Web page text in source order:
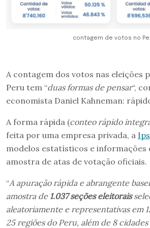
contagem de votos no
A contagem dos votos nas eleições
Peru tem “duas formas de pensar“,
economista Daniel Kahneman:
A forma rápida (conteo rápido
feita por uma empresa privada, a
modelos estatísticos e informações
amostra de atas de votação oficiais.
“A apuração rápida e abrangente
amostra de 1.037 seções eleitorais
aleatoriamente e representativas em
25 regiões do Peru, além de 8